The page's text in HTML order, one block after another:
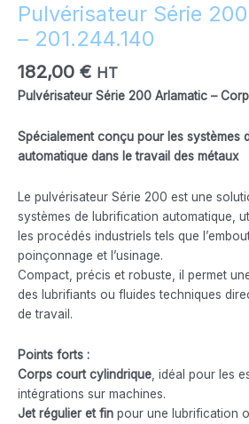
Pulvérisateur Série
– 201.244.140
182,00 € HT
Pulvérisateur Série 200 Arlamatic –
Spécialement conçu pour les systèmes
automatique dans le travail des métaux
Le pulvérisateur Série 200 est une
systèmes de lubrification automatique,
les procédés industriels tels que
poinçonnage et l’usinage.
Compact, précis et robuste, il permet
des lubrifiants ou fluides techniques
de travail.
Points forts :
Corps court cylindrique , idéal pour les
intégrations sur machines.
Jet régulier et fin pour une lubrification